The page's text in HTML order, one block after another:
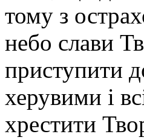
тому з
небо слави
приступити
херувими і
хрестити